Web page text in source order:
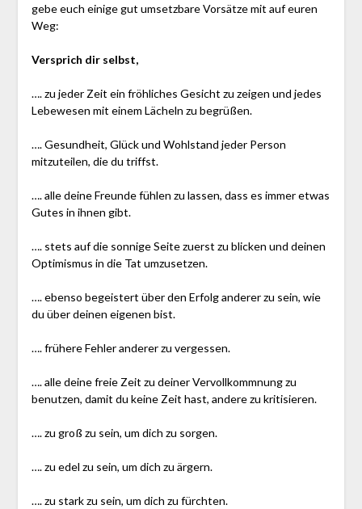
gebe euch einige gut umsetzbare Vorsätze mit auf euren
Weg:
Versprich dir selbst,
…. zu jeder Zeit ein fröhliches Gesicht zu zeigen und jedes
Lebewesen mit einem Lächeln zu begrüßen.
…. Gesundheit, Glück und Wohlstand jeder Person
mitzuteilen, die du triffst.
…. alle deine Freunde fühlen zu lassen, dass es immer etwas
Gutes in ihnen gibt.
…. stets auf die sonnige Seite zuerst zu blicken und deinen
Optimismus in die Tat umzusetzen.
…. ebenso begeistert über den Erfolg anderer zu sein, wie
du über deinen eigenen bist.
…. frühere Fehler anderer zu vergessen.
…. alle deine freie Zeit zu deiner Vervollkommnung zu
benutzen, damit du keine Zeit hast, andere zu kritisieren.
…. zu groß zu sein, um dich zu sorgen.
…. zu edel zu sein, um dich zu ärgern.
…. zu stark zu sein, um dich zu fürchten.